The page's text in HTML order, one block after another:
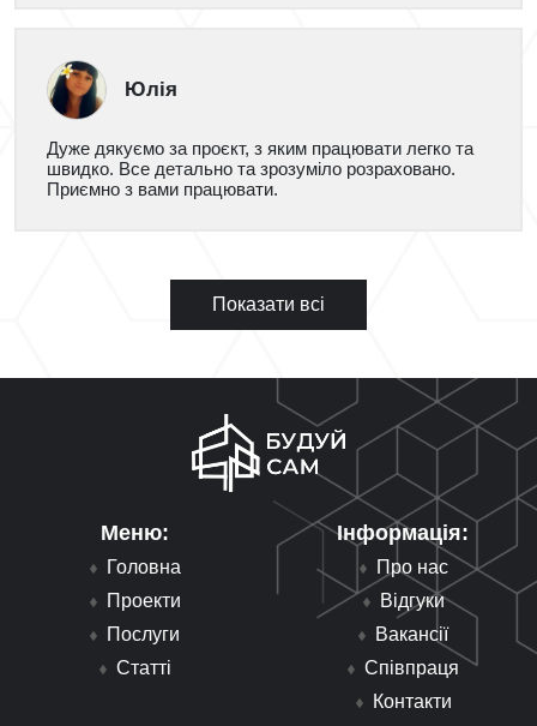
Юлія
Дуже дякуємо за проєкт, з яким працювати легко та
швидко. Все детально та зрозуміло розраховано.
Приємно з вами працювати.
Показати всі
Меню:
Головна
Проекти
Послуги
Статті
Інформація:
Про нас
Відгуки
Вакансії
Співпраця
Контакти